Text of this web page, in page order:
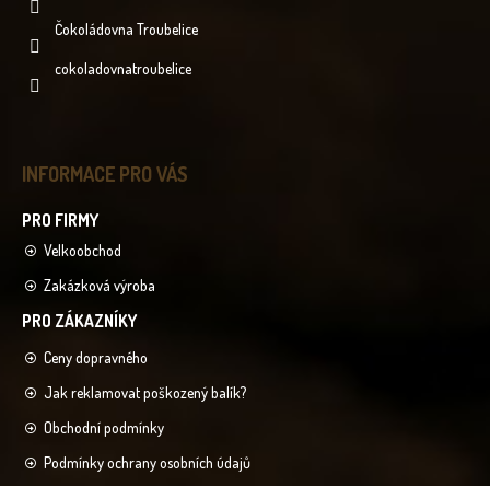
Čokoládovna Troubelice
cokoladovnatroubelice
INFORMACE PRO VÁS
Velkoobchod
Zakázková výroba
Ceny dopravného
Jak reklamovat poškozený balík?
Obchodní podmínky
Podmínky ochrany osobních údajů